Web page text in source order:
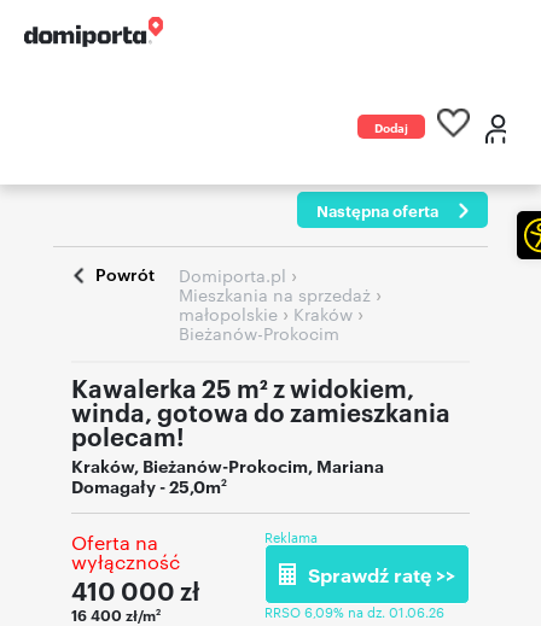
Dodaj
Następna oferta
Powrót Domiporta.pl ›
Mieszkania na sprzedaż ›
małopolskie › Kraków ›
Bieżanów-Prokocim
Kawalerka 25 m² z widokiem,
winda, gotowa do zamieszkania
polecam!
Kraków, Bieżanów-Prokocim, Mariana
Domagały- 25,0m2
Oferta na
wyłączność
410 000 zł
16 400 zł/m2
Reklama
Sprawdź ratę >>
RRSO 6,09% na dz. 01.06.26